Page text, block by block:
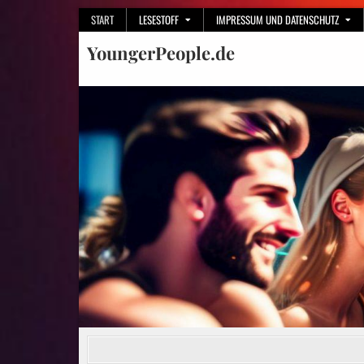
START LESESTOFF IMPRESSUM UND DATENSCHUTZ
YoungerPeople.de